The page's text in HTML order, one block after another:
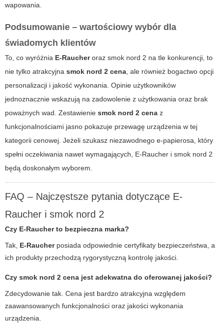
wapowania.
Podsumowanie – wartościowy wybór dla
świadomych klientów
To, co wyróżnia E-Raucheroraz smok nord 2 na tle konkurencji, to
nie tylko atrakcyjna smok nord 2 cena , ale również bogactwo opcji
personalizacji i jakość wykonania. Opinie użytkowników
jednoznacznie wskazują na zadowolenie z użytkowania oraz brak
poważnych wad. Zestawienie smok nord 2 cena z
funkcjonalnościami jasno pokazuje przewagę urządzenia w tej
kategorii cenowej. Jeżeli szukasz niezawodnego e-papierosa, który
spełni oczekiwania nawet wymagających, E-Raucher i smok nord 2
będą doskonałym wyborem.
FAQ – Najczęstsze pytania dotyczące E-
Raucher i smok nord 2
Czy E-Raucher to bezpieczna marka?
Tak, E-Raucherposiada odpowiednie certyfikaty bezpieczeństwa, a
ich produkty przechodzą rygorystyczną kontrolę jakości.
Czy smok nord 2 cena jest adekwatna do oferowanej jakości?
Zdecydowanie tak. Cena jest bardzo atrakcyjna względem
zaawansowanych funkcjonalności oraz jakości wykonania
urządzenia.